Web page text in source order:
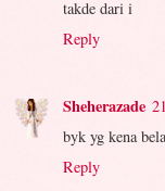
takde dari i
Reply
Sheherazade
byk yg kena
Reply